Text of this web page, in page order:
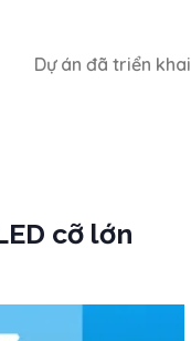
Dự án đã triển khai
cỡ lớn